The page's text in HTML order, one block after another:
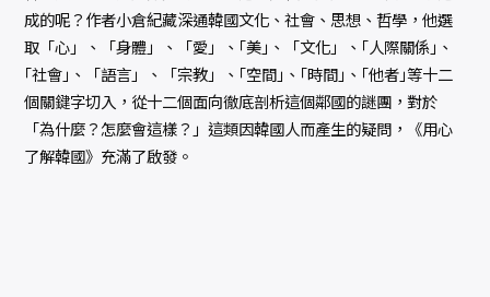
成的呢？作者小倉紀藏深通韓國文化、社會、思想、哲學，他選
取「心」、「身體」、「愛」、｢美｣、「文化」、｢人際關係｣、
｢社會｣、「語言」、「宗教」、｢空間｣、｢時間｣、｢他者｣等十二
個關鍵字切入，從十二個面向徹底剖析這個鄰國的謎團，對於
「為什麼？怎麼會這樣？」這類因韓國人而產生的疑問，《用心
了解韓國》充滿了啟發。